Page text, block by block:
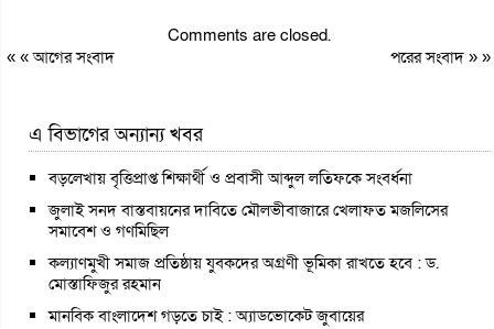
Comments are closed.
« «আগের সংবাদ পরের সংবাদ» »
এ বিভাগের অন্যান্য খবর
বড়লেখায় বৃত্তিপ্রাপ্ত শিক্ষার্থী ও প্রবাসী আব্দুল লতিফকে সংবর্ধনা
জুলাই সনদ বাস্তবায়নের দাবিতে মৌলভীবাজারে খেলাফত মজলিসের
সমাবেশ ও গণমিছিল
কল্যাণমুখী সমাজ প্রতিষ্ঠায় যুবকদের অগ্রণী ভূমিকা রাখতে হবে : ড.
মোস্তাফিজুর রহমান
মানবিক বাংলাদেশ গড়তে চাই : অ্যাডভোকেট জুবায়ের